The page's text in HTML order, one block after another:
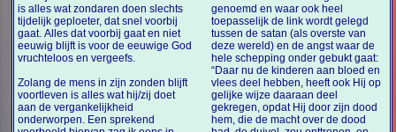
is alles wat zondaren doen slechts
tijdelijk geploeter, dat snel voorbij
gaat. Alles dat voorbij gaat en niet
eeuwig blijft is voor de eeuwige God
vruchteloos en vergeefs.
Zolang de mens in zijn zonden blijft
voortleven is alles wat hij/zij doet
aan de vergankelijkheid
onderworpen. Een sprekend
genoemd en waar ook heel
toepasselijk de link wordt gelegd
tussen de satan (als overste van
deze wereld) en de angst waar de
hele schepping onder gebukt gaat:
“Daar nu de kinderen aan bloed en
vlees deel hebben, heeft ook Hij op
gelijke wijze daaraan deel
gekregen, opdat Hij door zijn dood
hem, die de macht over de dood